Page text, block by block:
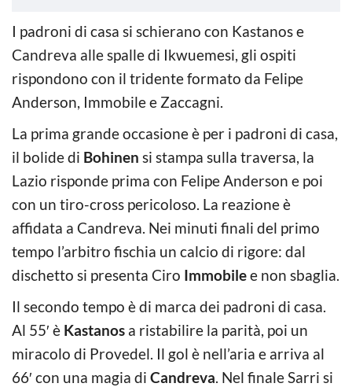
I padroni di casa si schierano con Kastanos e
Candreva alle spalle di Ikwuemesi, gli ospiti
rispondono con il tridente formato da Felipe
Anderson, Immobile e Zaccagni.
La prima grande occasione è per i padroni di casa,
il bolide di Bohinen si stampa sulla traversa, la
Lazio risponde prima con Felipe Anderson e poi
con un tiro-cross pericoloso. La reazione è
affidata a Candreva. Nei minuti finali del primo
tempo l’arbitro fischia un calcio di rigore: dal
dischetto si presenta Ciro Immobilee non sbaglia.
Il secondo tempo è di marca dei padroni di casa.
Al 55′ è Kastanos a ristabilire la parità, poi un
miracolo di Provedel. Il gol è nell’aria e arriva al
66′ con una magia di Candreva. Nel finale Sarri si